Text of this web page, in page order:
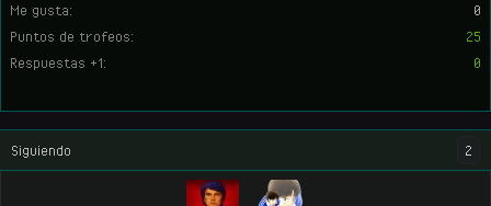
Me gusta:
0
Puntos de trofeos:
25
Respuestas +1:
0
Siguiendo 2